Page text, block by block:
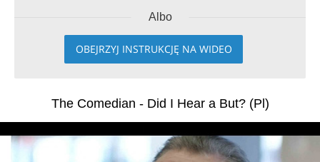
Albo
OBEJRZYJ INSTRUKCJĘ NA WIDEO
The Comedian - Did I Hear a But? (Pl)